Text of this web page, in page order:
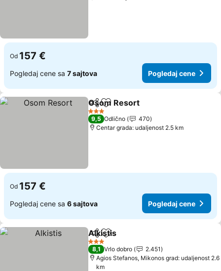
Od 157 €
Pogledaj cene sa 7 sajtova Pogledaj cene
Deli Dodati u favorite
Osom Resort
3 Zvezdice
9,5 Odlično
470
Centar grada: udaljenost 2.5 km
Od 157 €
Pogledaj cene sa 6 sajtova Pogledaj cene
Deli Dodati u favorite
Alkistis
3 Zvezdice
8,1 Vrlo dobro
2.451
Agios Stefanos, Mikonos grad: udaljenost 2.6
km